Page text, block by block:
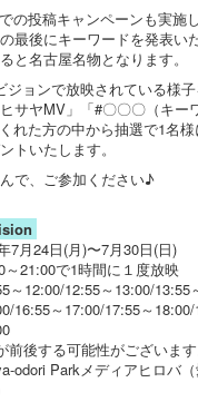
の投稿キャンペーンも実施
最後にキーワードを発表い
と名古屋名物となります。
ョンで放映されている様子
サヤMV」「#〇〇〇（キー
れた方の中から抽選で1名
トいたします。
で、ご参加ください♪
7月24日(月)〜7月30日(日)
21:00で1時間に１度放映
～12:00/12:55～13:00/13:55
16:55～17:00/17:55～
後する可能性がございます
odori Parkメディアヒロバ